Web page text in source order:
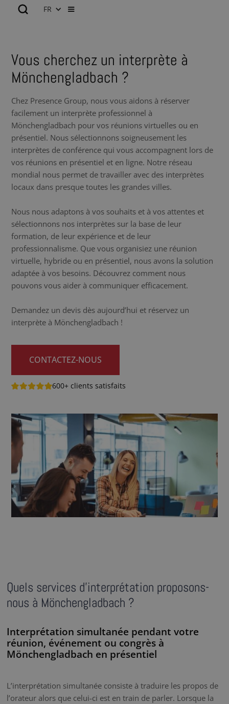
FR
Vous cherchez un interprète à
Mönchengladbach ?
Chez Presence Group, nous vous aidons à réserver
facilement un interprète professionnel à
Mönchengladbach pour vos réunions virtuelles ou en
présentiel. Nous sélectionnons soigneusement les
interprètes de conférence qui vous accompagnent lors de
vos réunions en présentiel et en ligne. Notre réseau
mondial nous permet de travailler avec des interprètes
locaux dans presque toutes les grandes villes.
Nous nous adaptons à vos souhaits et à vos attentes et
sélectionnons nos interprètes sur la base de leur
formation, de leur expérience et de leur
professionnalisme. Que vous organisiez une réunion
virtuelle, hybride ou en présentiel, nous avons la solution
adaptée à vos besoins. Découvrez comment nous
pouvons vous aider à communiquer efficacement.
Demandez un devis dès aujourd’hui et réservez un
interprète à Mönchengladbach !
CONTACTEZ-NOUS
600+ clients satisfaits
Quels services d’interprétation proposons-
nous à Mönchengladbach ?
Interprétation simultanée pendant votre
réunion, événement ou congrès à
Mönchengladbach en présentiel
L’interprétation simultanée consiste à traduire les propos de
l’orateur alors que celui-ci est en train de parler. Lorsque la